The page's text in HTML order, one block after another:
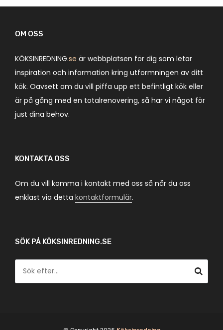
OM OSS
KÖKSINREDNING.se är webbplatsen för dig som letar
inspiration och information kring utformningen av ditt
kök. Oavsett om du vill piffa upp ett befintligt kök eller
är på gång med en totalrenovering, så har vi något för
just dina behov.
KONTAKTA OSS
Om du vill komma i kontakt med oss så når du oss
enklast via detta kontaktformulär.
SÖK PÅ KÖKSINREDNING.SE